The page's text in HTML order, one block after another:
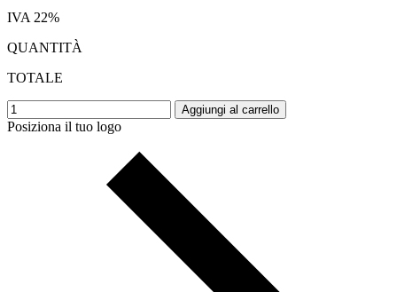
IVA 22%
QUANTITÀ
TOTALE
Aggiungi al carrello
Posiziona il tuo logo